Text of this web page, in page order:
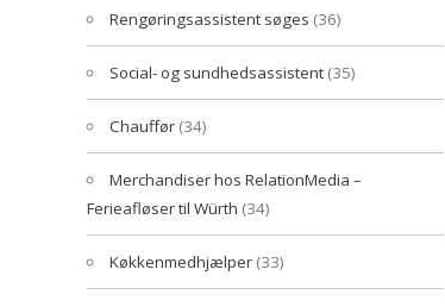
Rengøringsassistent søges (36)
Social- og sundhedsassistent (35)
Chauffør (34)
Merchandiser hos RelationMedia –
Ferieafløser til Würth (34)
Køkkenmedhjælper (33)